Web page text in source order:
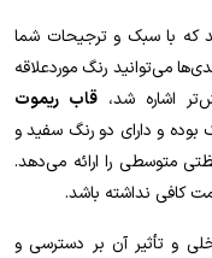
که با سبک و ترجیحات شما
می‌توانید رنگ موردعلاقه
اشاره شد، قاب ریموت
بوده و دارای دو رنگ سفید و
متوسطی را ارائه می‌دهد.
کافی نداشته باشد.
و تأثیر آن بر دسترسی و